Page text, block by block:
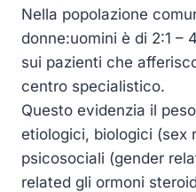
Nella popolazione
donne:uomini è di 2:1 –
sui pazienti che
centro specialistico.
Questo evidenzia il
etiologici, biologici (sex
psicosociali (gender
related gli ormoni